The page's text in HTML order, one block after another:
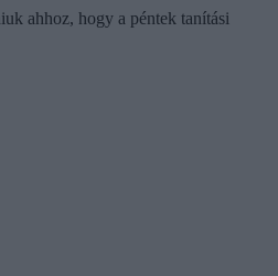
ahhoz, hogy a péntek tanítási